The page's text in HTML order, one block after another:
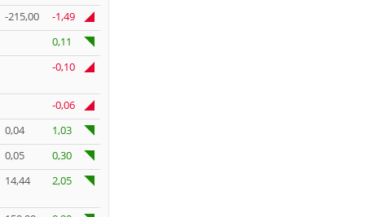
-215,00
-1,49
0,11
-0,10
-0,06
0,04
1,03
0,05
0,30
14,44
2,05